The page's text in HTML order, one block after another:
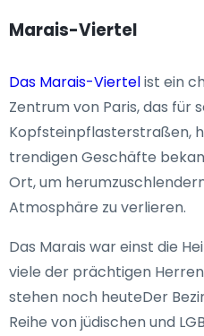
Marais-Viertel
Das Marais-Viertelist ein
Zentrum von Paris, das für
Kopfsteinpflasterstraßen,
trendigen Geschäfte
Ort, um
Atmosphäre zu verlieren.
Das Marais war einst die
viele der prächtigen
stehen noch heuteDer
Reihe von jüdischen und